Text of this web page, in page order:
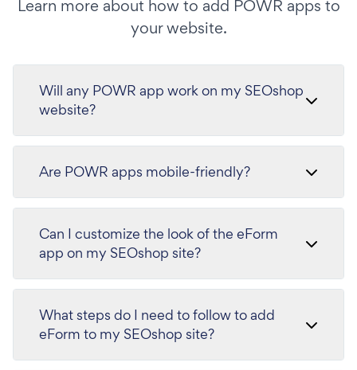
Learn more about how to add POWR apps to
your website.
Will any POWR app work on my SEOshop
website?
Are POWR apps mobile-friendly?
Can I customize the look of the eForm
app on my SEOshop site?
What steps do I need to follow to add
eForm to my SEOshop site?